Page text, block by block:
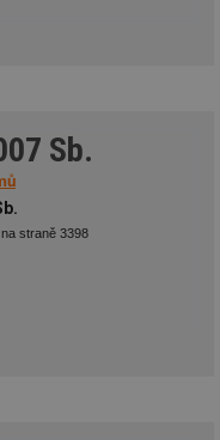
Sb.
straně 3398